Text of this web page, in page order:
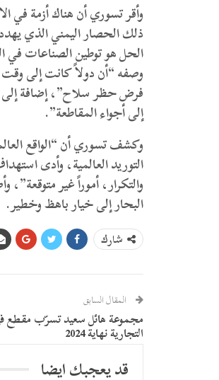
وأقر تسوري أن هناك أزمة في
ذلك الحصار اليمني الذي
الحل هو توطين الصناعات في
وصفه “أن دولاً كانت إلى
فرض حظر سلاح”، إضافة إلى
إلى أجواء المقاطعة”.
وكشف تسوري أن “الواقع
التوريد العالمية، وأدى
والتكرار، أموراً غير
البحار إلى خيار باهظ وخطير.
شارك
المقال السابق
مجموعة هائل سعيد تسرّب مقطع
التجارية نهاية 2024
قد يعجبك ايضا